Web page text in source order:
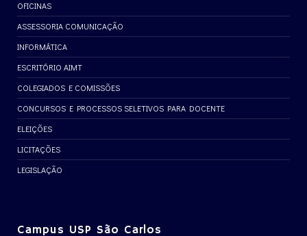
OFICINAS
ASSESSORIA COMUNICAÇÃO
INFORMÁTICA
ESCRITÓRIO AIMT
COLEGIADOS E COMISSÕES
CONCURSOS E PROCESSOS SELETIVOS PARA DOCENTE
ELEIÇÕES
LICITAÇÕES
LEGISLAÇÃO
Campus USP São Carlos